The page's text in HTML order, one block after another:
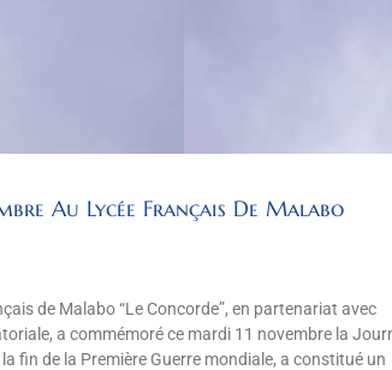
Au Lycée Français De Malabo
de Malabo “Le Concorde”, en partenariat avec
a commémoré ce mardi 11 novembre la
fin de la Première Guerre mondiale, a constitué un